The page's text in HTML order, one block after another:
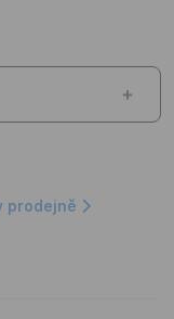
prodejně